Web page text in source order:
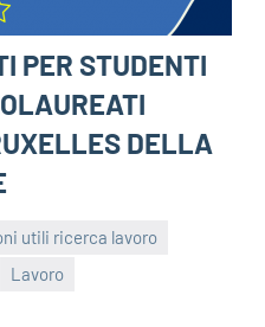
PER STUDENTI
DELLA
utili ricerca lavoro
Lavoro